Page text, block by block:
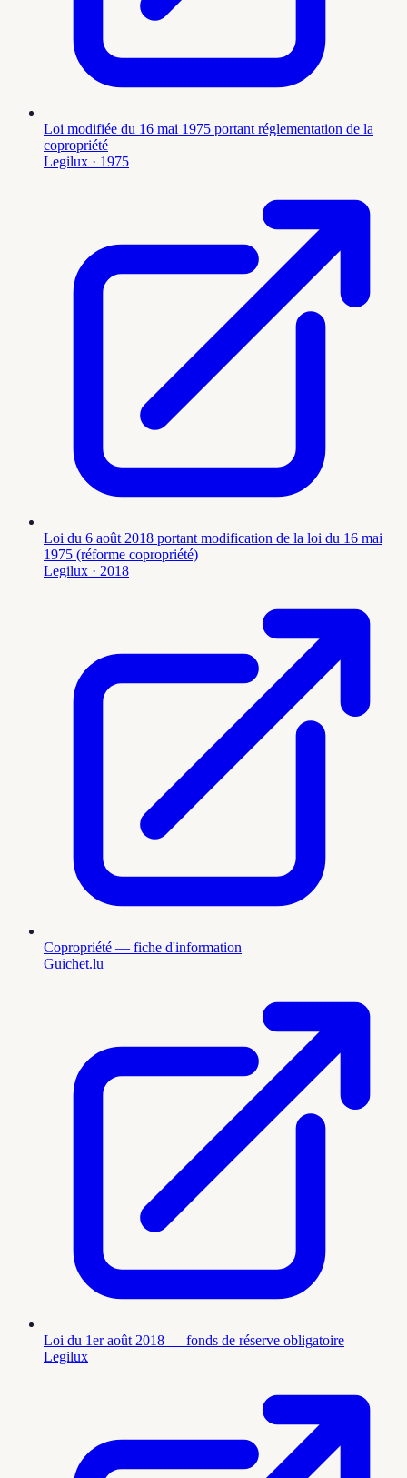
Loi modifiée du 16 mai 1975 portant réglementation de la
copropriété
Legilux · 1975
Loi du 6 août 2018 portant modification de la loi du 16 mai
1975 (réforme copropriété)
Legilux · 2018
Copropriété — fiche d'information
Guichet.lu
Loi du 1er août 2018 — fonds de réserve obligatoire
Legilux